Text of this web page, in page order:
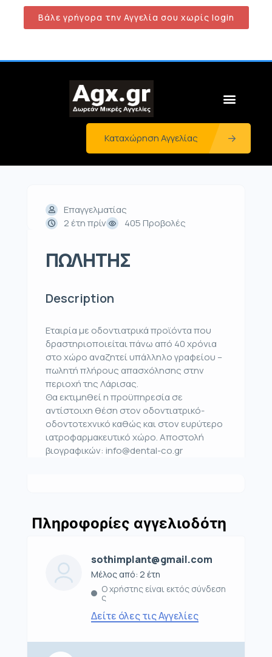
Βάλε γρήγορα την Αγγελία σου χωρίς login
Καταχώρηση Αγγελίας
Επαγγελματίας
2 έτη πρίν
405 Προβολές
ΠΩΛΗΤΗΣ
Description
Εταιρία με οδοντιατρικά προϊόντα που
δραστηριοποιείται πάνω από 40 χρόνια
στο χώρο αναζητεί υπάλληλο γραφείου –
πωλητή πλήρους απασχόλησης στην
περιοχή της Λάρισας.
Θα εκτιμηθεί η προϋπηρεσία σε
αντίστοιχη θέση στον οδοντιατρικό-
οδοντοτεχνικό καθώς και στον ευρύτερο
ιατροφαρμακευτικό χώρο. Αποστολή
βιογραφικών: info@dental-co.gr
Πληροφορίες αγγελιοδότη
sothimplant@gmail.com
Μέλος από: 2 έτη
Ο χρήστης είναι εκτός σύνδεση
ς
Δείτε όλες τις Αγγελίες